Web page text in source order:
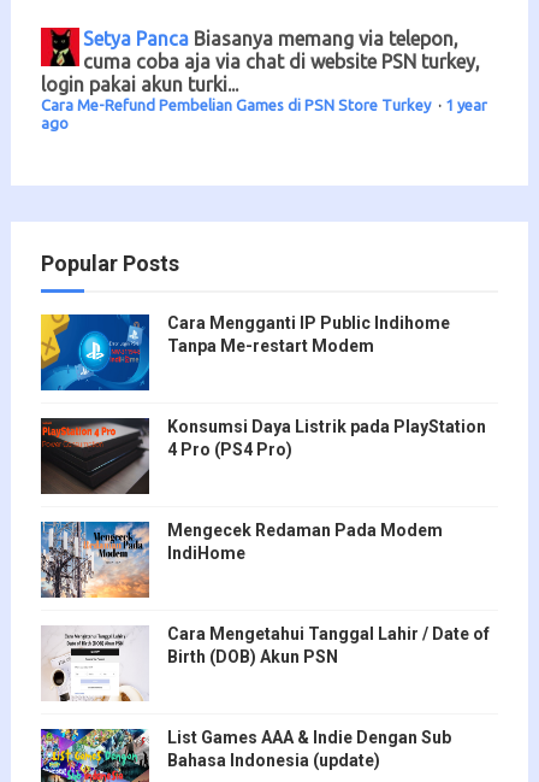
Setya Panca Biasanya memang via telepon,
cuma coba aja via chat di website PSN turkey,
login pakai akun turki...
Cara Me-Refund Pembelian Games di PSN Store Turkey · 1 year
ago
Popular Posts
Cara Mengganti IP Public Indihome
Tanpa Me-restart Modem
Konsumsi Daya Listrik pada PlayStation
4 Pro (PS4 Pro)
Mengecek Redaman Pada Modem
IndiHome
Cara Mengetahui Tanggal Lahir / Date of
Birth (DOB) Akun PSN
List Games AAA & Indie Dengan Sub
Bahasa Indonesia (update)